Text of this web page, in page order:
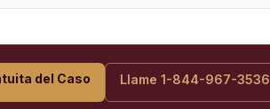
del Caso Llame 1-844-967-3536